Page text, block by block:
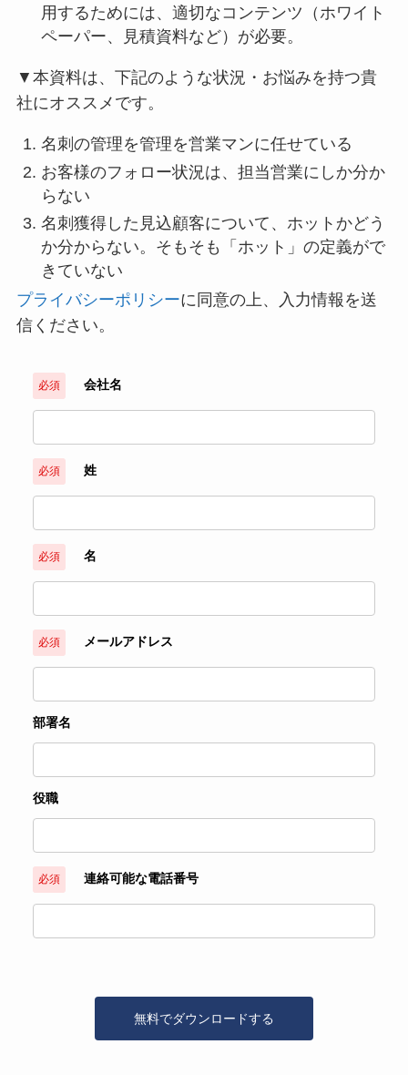
用するためには、適切なコンテンツ（ホワイト
ペーパー、見積資料など）が必要。
▼本資料は、下記のような状況・お悩みを持つ貴
社にオススメです。
名刺の管理を管理を営業マンに任せている
お客様のフォロー状況は、担当営業にしか分か
らない
名刺獲得した見込顧客について、ホットかどう
か分からない。そもそも「ホット」の定義がで
きていない
プライバシーポリシーに同意の上、入力情報を送
信ください。